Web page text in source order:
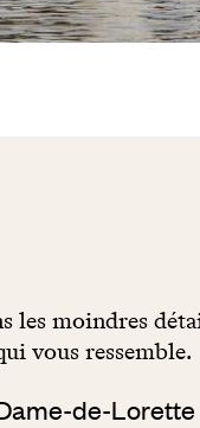
moindres
vous ressemble.
de-Lorette